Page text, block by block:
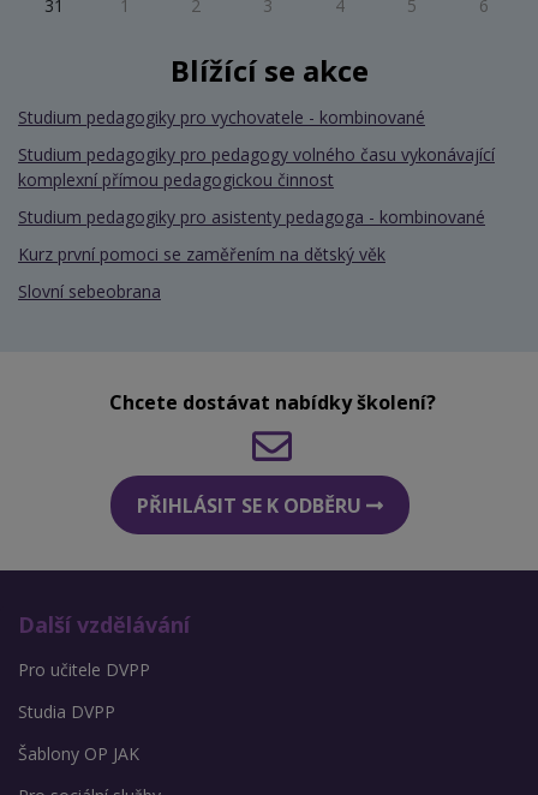
31
1 2 3 4 5 6
Blížící se akce
Studium pedagogiky pro vychovatele - kombinované
Studium pedagogiky pro pedagogy volného času vykonávající
komplexní přímou pedagogickou činnost
Studium pedagogiky pro asistenty pedagoga - kombinované
Kurz první pomoci se zaměřením na dětský věk
Slovní sebeobrana
Chcete dostávat nabídky školení?
PŘIHLÁSIT SE K ODBĚRU
Další vzdělávání
Pro učitele DVPP
Studia DVPP
Šablony OP JAK